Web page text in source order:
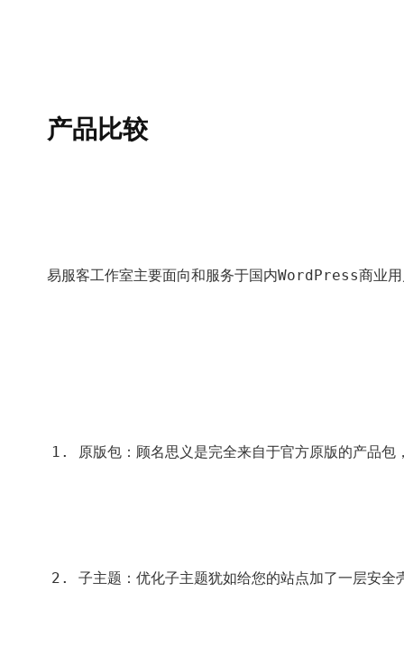
产品比较
易服客工作室主要面向和服务于国内WordPress商业
原版包：顾名思义是完全来自于官方原版的产品
子主题：优化子主题犹如给您的站点加了一层安